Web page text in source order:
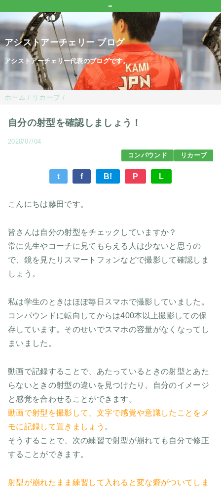
=
アシストアーチェリー ブログ
アシストアーチェリー代表のブログです。
ホーム / リカーブ /
自分の射型を確認しましょう！
2020/07/04
コンパウンド
リカーブ
t f B! P L
こんにちは藤田です。
皆さんは自分の射型をチェックしていますか？
常に先生やコーチに見てもらえる人は少ないと思うの
で、鏡を見たりスマートフォンなどで撮影して確認しま
しょう。
私は学生のときはほぼ毎日スマホで撮影していました。
コンパウンドに転向してからは400本以上撮影しての保
存しています。そのせいでスマホの容量がなくなってし
まいました。
動画で記録することで、あたっているときの射型とあた
らないときの射型の違いを見つけたり、自分のイメージ
と感覚を合わせることができます。
動画で射型を撮影して、文字で感覚や意識したことをメ
モに記録して置きましょう 。
そうすることで、次の練習で射型が崩れても自分で修正
することができます。
射型が崩れたまま練習して入れると変な癖がついてしま